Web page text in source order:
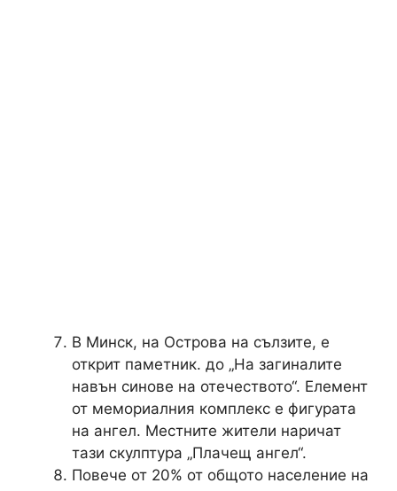
В Минск, на Острова на сълзите, е
открит паметник. до „На загиналите
навън синове на отечеството“. Елемент
от мемориалния комплекс е фигурата
на ангел. Местните жители наричат ​​
тази скулптура „Плачещ ангел“.
Повече от 20% от общото население на